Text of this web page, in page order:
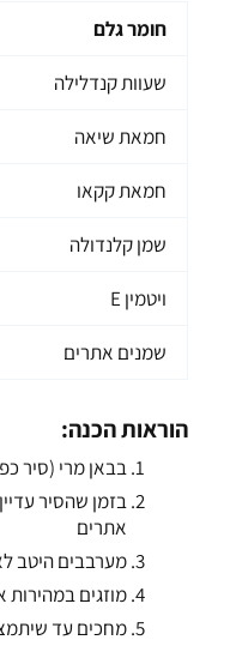
חומר גלם
שעוות קנדלילה
חמאת שיאה
חמאת קקאו
שמן קלנדולה
ויטמין E
שמנים אתרים
הוראות הכנה:
בבאן מרי (סיר
אתרים
מערבבים היטב
מוזגים
מחכים עד